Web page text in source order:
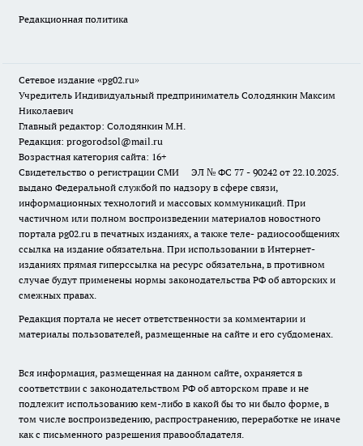
Редакционная политика
Сетевое издание «pg02.ru»
Учредитель Индивидуальный предприниматель Солодянкин Максим
Николаевич
Главный редактор: Солодянкин М.Н.
Редакция: progorodsol@mail.ru
Возрастная категория сайта: 16+
Свидетельство о регистрации СМИ ЭЛ № ФС 77 - 90242 от 22.10.2025.
выдано Федеральной службой по надзору в сфере связи,
информационных технологий и массовых коммуникаций. При
частичном или полном воспроизведении материалов новостного
портала pg02.ru в печатных изданиях, а также теле- радиосообщениях
ссылка на издание обязательна. При использовании в Интернет-
изданиях прямая гиперссылка на ресурс обязательна, в противном
случае будут применены нормы законодательства РФ об авторских и
смежных правах.
Редакция портала не несет ответственности за комментарии и
материалы пользователей, размещенные на сайте и его субдоменах.
Вся информация, размещенная на данном сайте, охраняется в
соответствии с законодательством РФ об авторском праве и не
подлежит использованию кем-либо в какой бы то ни было форме, в
том числе воспроизведению, распространению, переработке не иначе
как с письменного разрешения правообладателя.